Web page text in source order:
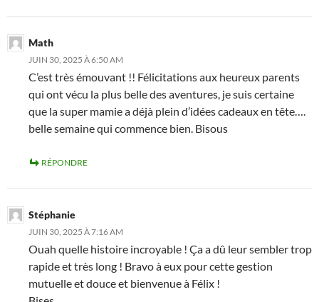
Math
JUIN 30, 2025 À 6:50 AM
C’est très émouvant !! Félicitations aux heureux parents
qui ont vécu la plus belle des aventures, je suis certaine
que la super mamie a déjà plein d’idées cadeaux en tête….
belle semaine qui commence bien. Bisous
RÉPONDRE
Stéphanie
JUIN 30, 2025 À 7:16 AM
Ouah quelle histoire incroyable ! Ça a dû leur sembler trop
rapide et très long ! Bravo à eux pour cette gestion
mutuelle et douce et bienvenue à Félix !